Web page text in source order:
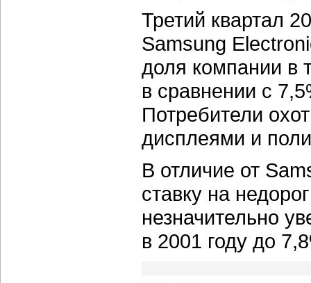
Третий квартал
Samsung
доля компании в
в сравнении с
Потребители
дисплеями и
В отличие от
ставку на
незначительно
в 2001 году до